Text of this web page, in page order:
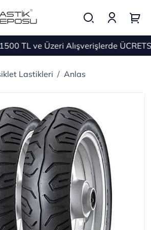
TL ve Üzeri Alışverişlerde ÜCRETSİZ
Lastikleri Anlas